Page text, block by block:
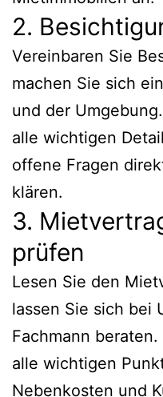
2.
Vereinbaren Sie
machen Sie sich
und der
alle wichtigen
offene Fragen
klären.
3.
prüfen
Lesen Sie den
lassen Sie sich bei
Fachmann
alle wichtigen
Nebenkosten und